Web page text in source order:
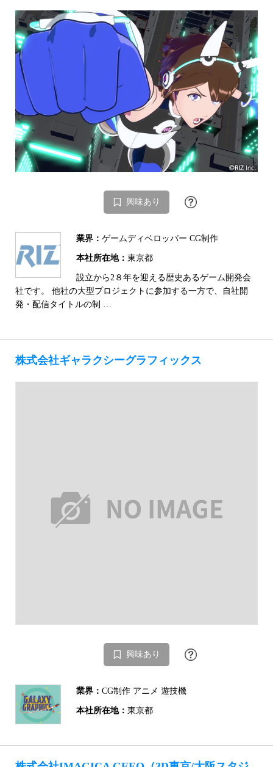
興味あり
業界： ゲームディベロッパー CG制作
本社所在地： 東京都
設立から2８年を迎える歴史あるゲーム開発会
社です。 他社の大型プロジェクトに参加する一方で、自社開
発・配信タイトルの制 …
株式会社ギャラクシーグラフィックス
興味あり
業界： CG制作 アニメ 遊技機
本社所在地： 東京都